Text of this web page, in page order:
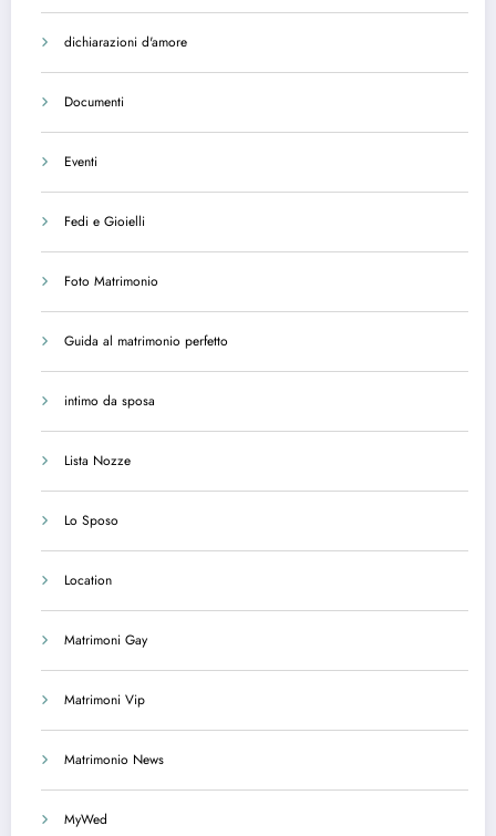
dichiarazioni d'amore
Documenti
Eventi
Fedi e Gioielli
Foto Matrimonio
Guida al matrimonio perfetto
intimo da sposa
Lista Nozze
Lo Sposo
Location
Matrimoni Gay
Matrimoni Vip
Matrimonio News
MyWed